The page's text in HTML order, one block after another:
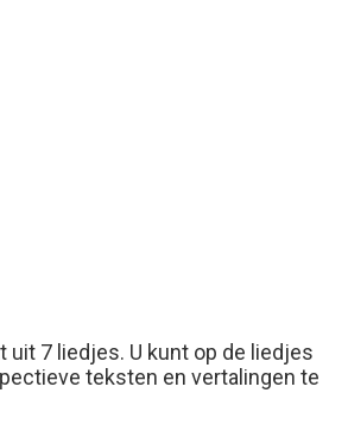
uit 7 liedjes. U kunt op de liedjes
teksten en vertalingen te